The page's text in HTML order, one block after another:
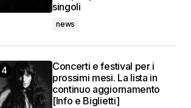
singoli
news
Concerti e festival per i
prossimi mesi. La lista in
continuo aggiornamento
[Info e Biglietti]